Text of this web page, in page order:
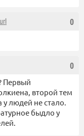
0
url
0
Первый
второй тем
у людей не стало.
быдло у